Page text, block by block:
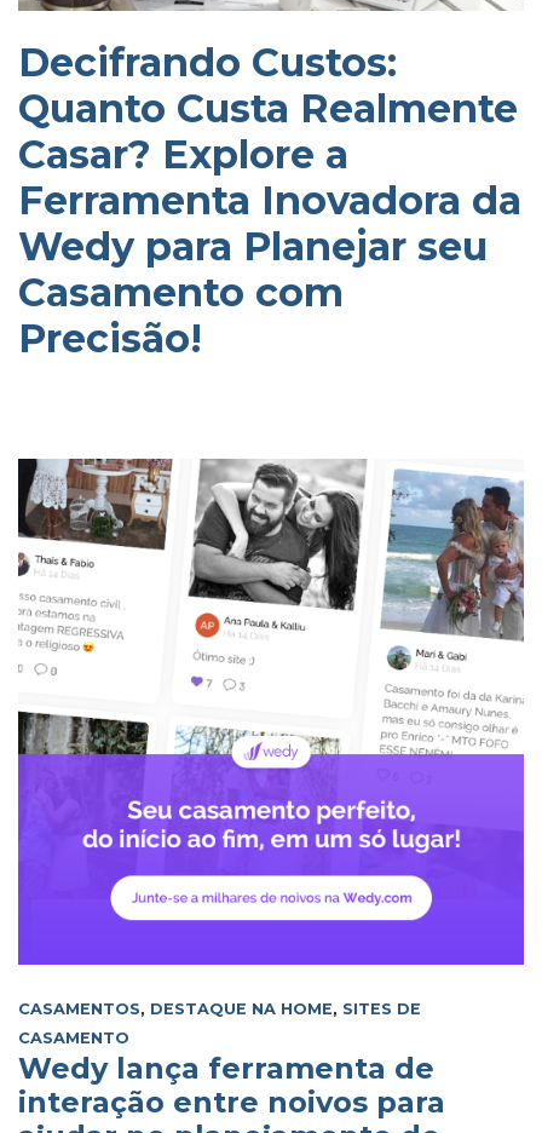
Decifrando Custos:
Quanto Custa Realmente
Casar? Explore a
Ferramenta Inovadora da
Wedy para Planejar seu
Casamento com
Precisão!
CASAMENTOS, DESTAQUE NA HOME, SITES DE
CASAMENTO
Wedy lança ferramenta de
interação entre noivos para